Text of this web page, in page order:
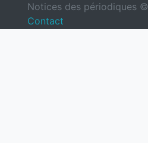
Notices des périodiques ©
Contact